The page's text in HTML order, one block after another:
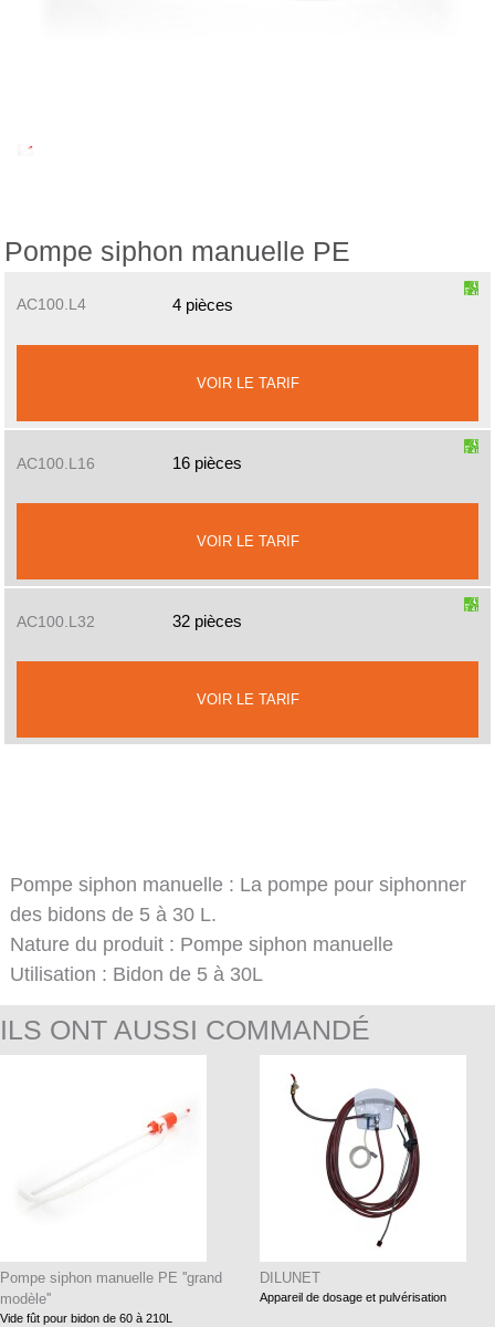
Pompe siphon manuelle PE
AC100.L4 4 pièces
VOIR LE TARIF
AC100.L16 16 pièces
VOIR LE TARIF
AC100.L32 32 pièces
VOIR LE TARIF
Pompe siphon manuelle : La pompe pour siphonner
des bidons de 5 à 30 L.
Nature du produit : Pompe siphon manuelle
Utilisation : Bidon de 5 à 30L
ILS ONT AUSSI COMMANDÉ
Pompe siphon manuelle PE ''grand
modèle''
Vide fût pour bidon de 60 à 210L
DILUNET
Appareil de dosage et pulvérisation